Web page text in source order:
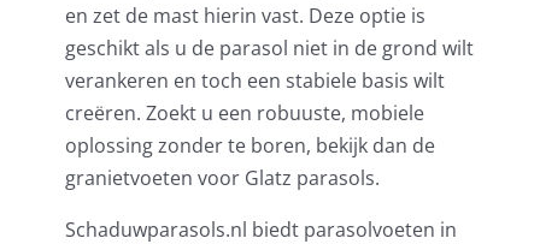
en zet de mast hierin vast. Deze optie is
geschikt als u de parasol niet in de grond wilt
verankeren en toch een stabiele basis wilt
creëren. Zoekt u een robuuste, mobiele
oplossing zonder te boren, bekijk dan de
granietvoeten voor Glatz parasols.
Schaduwparasols.nl biedt parasolvoeten in